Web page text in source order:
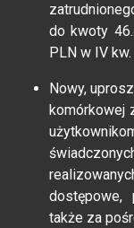
do kwoty
PLN w IV
Nowy,
komórkowej
dostępowe,
także za